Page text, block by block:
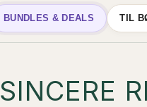
BUNDLES & DEALS TIL
SINCERE